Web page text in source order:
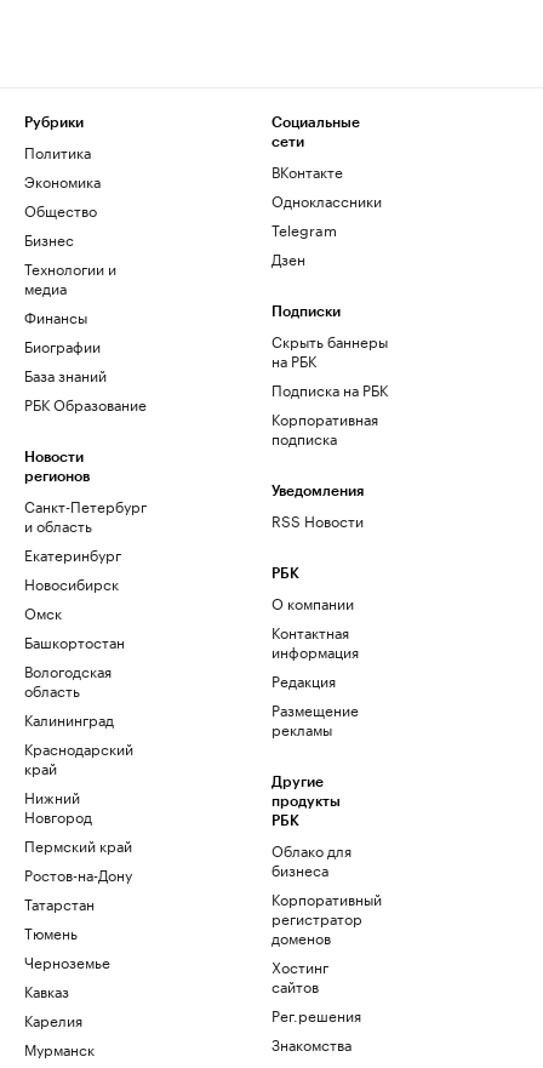
Рубрики
Политика
Экономика
Общество
Бизнес
Технологии и
медиа
Финансы
Биографии
База знаний
РБК Образование
Новости
регионов
Санкт-Петербург
и область
Екатеринбург
Новосибирск
Омск
Башкортостан
Вологодская
область
Калининград
Краснодарский
край
Нижний
Новгород
Пермский край
Ростов-на-Дону
Татарстан
Тюмень
Черноземье
Кавказ
Карелия
Мурманск
Социальные
сети
ВКонтакте
Одноклассники
Telegram
Дзен
Подписки
Скрыть баннеры
на РБК
Подписка на РБК
Корпоративная
подписка
Уведомления
RSS Новости
РБК
О компании
Контактная
информация
Редакция
Размещение
рекламы
Другие
продукты
РБК
Облако для
бизнеса
Корпоративный
регистратор
доменов
Хостинг
сайтов
Рег.решения
Знакомства